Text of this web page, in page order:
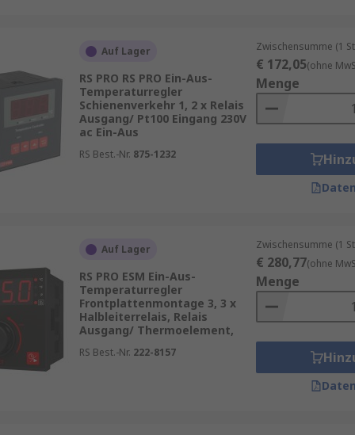
je nach Anwendung unterschiedliche Regelstrategien
mithilfe einer mathematischen Formel.
Prozessstörungen.
eine voreingestellte Grenze über- oder
Temperatursteuerungen.
oder auszuschalten.
sorgt für eine gleichmäßigere Regelung innerhalb eines
Auf Lager
RS PRO RS PRO Ein-Aus-
Temperaturregler
Schienenverkehr 1, 2 x Relais
Ausgang/ Pt100 Eingang 230V
ac Ein-Aus
RS Best.-Nr. 875-1232
Zwischensumme (1
€ 172,05(ohne
Menge
Auf Lager
RS PRO ESM Ein-Aus-
Temperaturregler
Frontplattenmontage 3, 3 x
Halbleiterrelais, Relais
Ausgang/ Thermoelement,
RS Best.-Nr. 222-8157
Zwischensumme (1
€ 280,77(ohne
Menge